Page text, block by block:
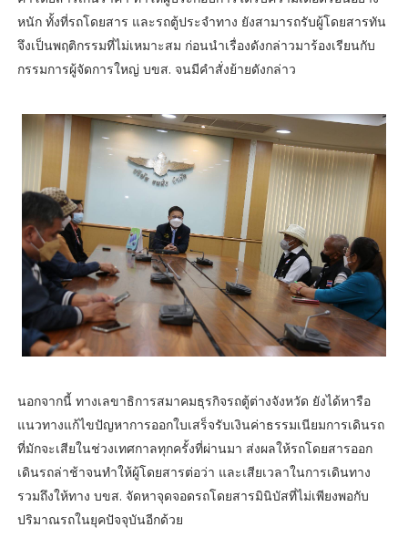
หนัก ทั้งที่รถโดยสาร และรถตู้ประจำทาง ยังสามารถรับผู้โดยสารทัน
จึงเป็นพฤติกรรมที่ไม่เหมาะสม ก่อนนำเรื่องดังกล่าวมาร้องเรียนกับ
กรรมการผู้จัดการใหญ่ บขส. จนมีคำสั่งย้ายดังกล่าว
นอกจากนี้ ทางเลขาธิการสมาคมธุรกิจรถตู้ต่างจังหวัด ยังได้หารือ
แนวทางแก้ไขปัญหาการออกใบเสร็จรับเงินค่าธรรมเนียมการเดินรถ
ที่มักจะเสียในช่วงเทศกาลทุกครั้งที่ผ่านมา ส่งผลให้รถโดยสารออก
เดินรถล่าช้าจนทำให้ผู้โดยสารต่อว่า และเสียเวลาในการเดินทาง
รวมถึงให้ทาง บขส. จัดหาจุดจอดรถโดยสารมินิบัสที่ไม่เพียงพอกับ
ปริมาณรถในยุคปัจจุบันอีกด้วย